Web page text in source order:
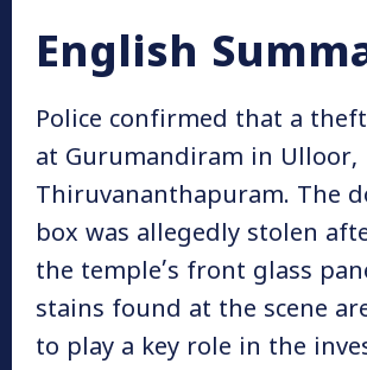
English
Police confirmed that a
at Gurumandiram in Ulloor,
Thiruvananthapuram. The
box was allegedly stolen
the temple’s front glass
stains found at the scene
to play a key role in the